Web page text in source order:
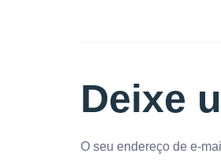
Deixe
O seu endereço de e-